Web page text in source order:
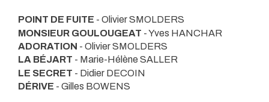
POINT DE FUITE - Olivier SMOLDERS
MONSIEUR GOULOUGEAT - Yves HANCHAR
ADORATION - Olivier SMOLDERS
LA BÉJART - Marie-Hélène SALLER
LE SECRET - Didier DECOIN
DÉRIVE - Gilles BOWENS